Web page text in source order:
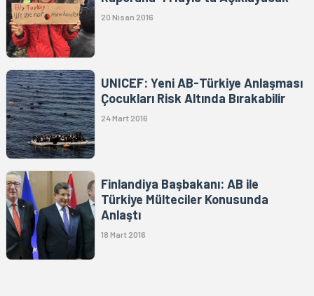
20 Nisan 2016
UNICEF: Yeni AB-Türkiye Anlaşması
Çocukları Risk Altında Bırakabilir
24 Mart 2016
Finlandiya Başbakanı: AB ile
Türkiye Mülteciler Konusunda
Anlaştı
18 Mart 2016